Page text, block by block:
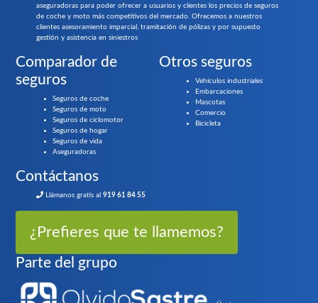
aseguradoras para poder ofrecer a usuarios y clientes los precios de seguros
de coche y moto más competitivos del mercado. Ofrecemos a nuestros
clientes asesoramiento imparcial, tramitación de pólizas y por supuesto
gestión y asistencia en siniestros
Comparador de
seguros
Seguros de coche
Seguros de moto
Seguros de ciclomotor
Seguros de hogar
Seguros de vida
Aseguradoras
Otros seguros
Vehículos industriales
Embarcaciones
Mascotas
Comercio
Bicicleta
Contáctanos
Llámanos gratis al 919 61 84 55
¿Prefieres que te llamemos?
Parte del grupo